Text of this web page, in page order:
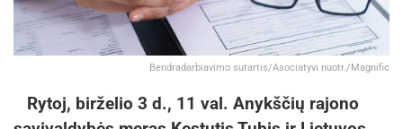
Bendradarbiavimo sutartis/Asociatyvi nuotr./Magnific
Rytoj, birželio 3 d., 11 val. Anykščių rajono